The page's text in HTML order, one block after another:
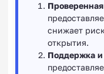
снижает
открытия.
Поддержка и